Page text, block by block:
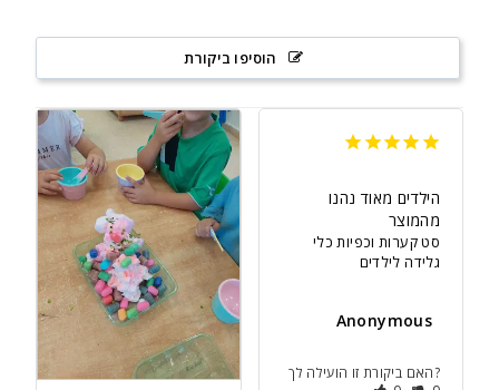
הוסיפו ביקורת
הילדים מאוד נהנו
מהמוצר
סט קערות וכפיות כלי
גלידה לילדים
Anonymous
האם ביקורת זו הועילה לך?